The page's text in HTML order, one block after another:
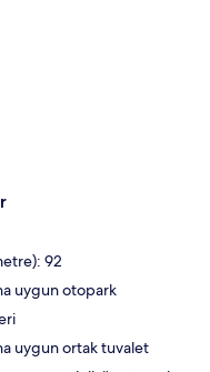
92
uygun otopark
uygun ortak tuvalet